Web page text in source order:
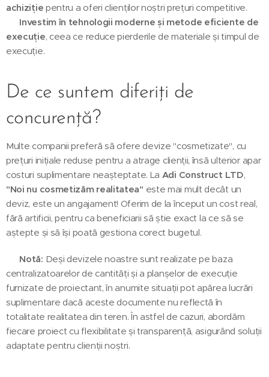
achiziție pentru a oferi clienților noștri prețuri competitive.
Investim în tehnologii moderne și metode eficiente de
execuție, ceea ce reduce pierderile de materiale și timpul de
execuție.
De ce suntem diferiți de
concurență?
Multe companii preferă să ofere devize "cosmetizate", cu
prețuri inițiale reduse pentru a atrage clienții, însă ulterior apar
costuri suplimentare neașteptate. La Adi Construct LTD,
"Noi nu cosmetizăm realitatea" este mai mult decât un
deviz, este un angajament! Oferim de la început un cost real,
fără artificii, pentru ca beneficiarii să știe exact la ce să se
aștepte și să își poată gestiona corect bugetul.
Notă: Deși devizele noastre sunt realizate pe baza
centralizatoarelor de cantități și a planșelor de execuție
furnizate de proiectant, în anumite situații pot apărea lucrări
suplimentare dacă aceste documente nu reflectă în
totalitate realitatea din teren. În astfel de cazuri, abordăm
fiecare proiect cu flexibilitate și transparență, asigurând soluții
adaptate pentru clienții noștri.